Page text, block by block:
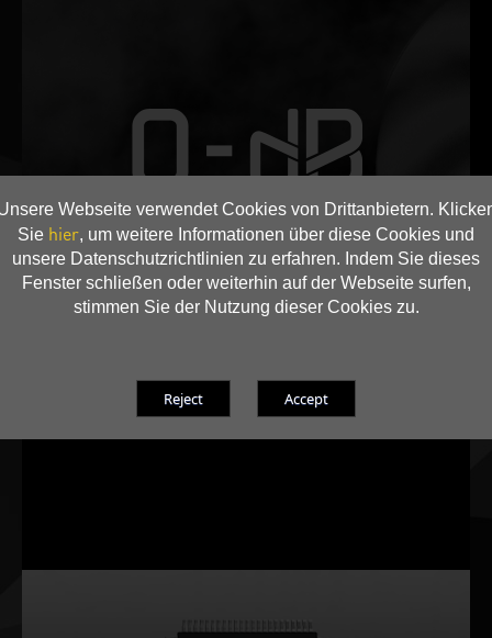
Webseite verwendet Cookies von Drittanbietern.
Sie hier, um weitere Informationen über diese Cookies und
unsere Datenschutzrichtlinien zu erfahren. Indem Sie dieses
Fenster schließen oder weiterhin auf der Webseite surfen,
stimmen Sie der Nutzung dieser Cookies zu.
0-dB TECH
Arbeitsbelastung einer Multimedia Anwendung.